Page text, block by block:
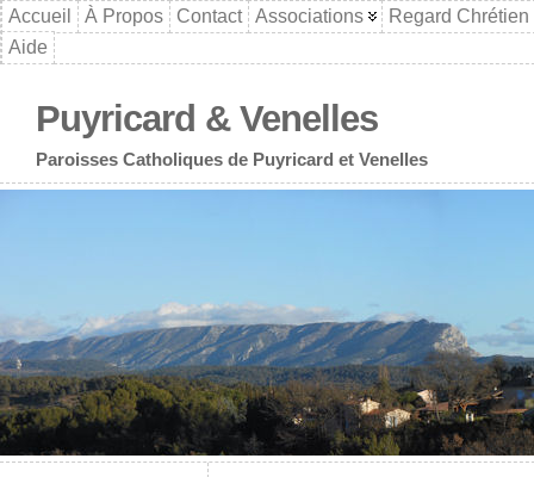
Accueil À Propos Contact Associations
Regard Chrétien
Aide
Puyricard & Venelles
Paroisses Catholiques de Puyricard et Venelles